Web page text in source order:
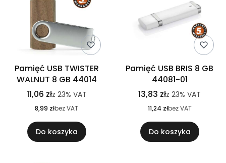
Pamięć USB TWISTER
WALNUT 8 GB 44014
11,06 złz 23% VAT
8,99 złbez VAT
Do koszyka
Pamięć USB BRIS 8 GB
44081-01
13,83 złz 23% VAT
11,24 złbez VAT
Do koszyka